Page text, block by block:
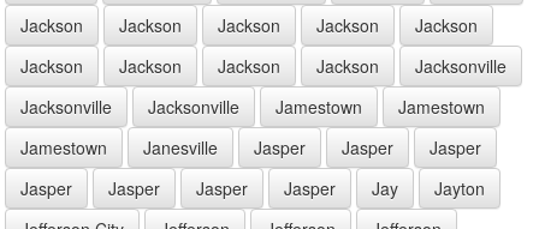
Jackson
Jackson Jackson Jackson
Jackson
Jackson
Jackson Jackson Jackson
Jacksonville
Jacksonville
Jacksonville Jamestown
Jamestown
Jamestown
Janesville Jasper Jasper
Jasper
Jasper
Jasper Jasper Jasper Jay
Jayton